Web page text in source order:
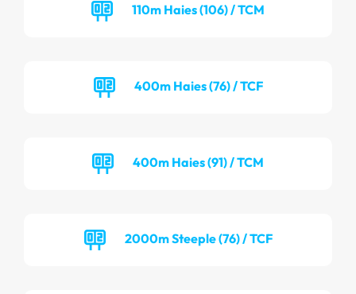
110m Haies (106) / TCM
400m Haies (76) / TCF
400m Haies (91) / TCM
2000m Steeple (76) / TCF